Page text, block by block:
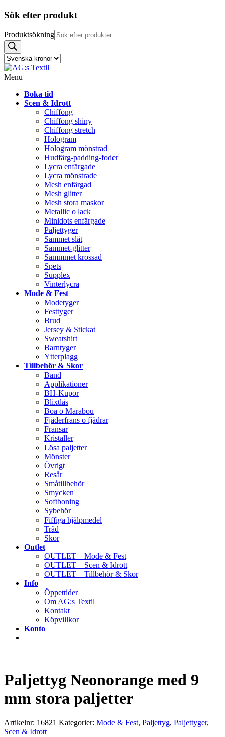
Sök efter produkt
Produktsökning
Menu
Boka tid
Scen & Idrott
Chiffong
Chiffong shiny
Chiffong stretch
Hologram
Hologram mönstrad
Hudfärg-padding-foder
Lycra enfärgade
Lycra mönstrade
Mesh enfärgad
Mesh glitter
Mesh stora maskor
Metallic o lack
Minidots enfärgade
Paljettyger
Sammet slät
Sammet-glitter
Sammmet krossad
Spets
Supplex
Vinterlycra
Mode & Fest
Modetyger
Festtyger
Brud
Jersey & Stickat
Sweatshirt
Barntyger
Ytterplagg
Tillbehör & Skor
Band
Applikationer
BH-Kupor
Blixtlås
Boa o Marabou
Fjäderfrans o fjädrar
Fransar
Kristaller
Lösa paljetter
Mönster
Övrigt
Resår
Småtillbehör
Smycken
Softboning
Sybehör
Fiffiga hjälpmedel
Tråd
Skor
Outlet
OUTLET – Mode & Fest
OUTLET – Scen & Idrott
OUTLET – Tillbehör & Skor
Info
Öppettider
Om AG:s Textil
Kontakt
Köpvillkor
Konto
Paljettyg Neonorange med 9
mm stora paljetter
Artikelnr: 16821 Kategorier: Mode & Fest, Paljettyg, Paljettyger,
Scen & Idrott